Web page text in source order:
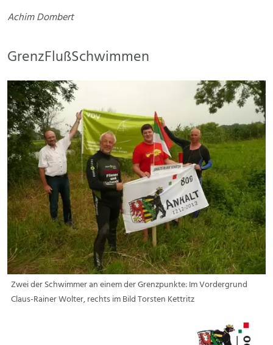
Achim Dombert
GrenzFlußSchwimmen
Zwei der Schwimmer an einem der Grenzpunkte: Im Vordergrund
Claus-Rainer Wolter, rechts im Bild Torsten Kettritz